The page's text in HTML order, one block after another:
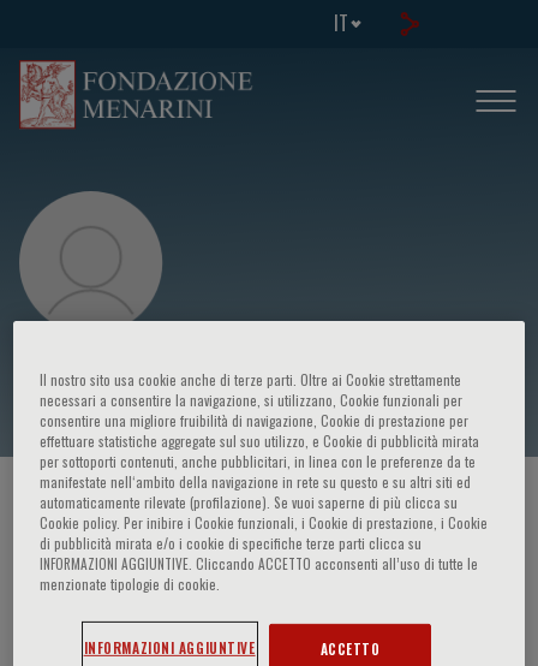
IT
Giacomo Bianchi
HOME PAGE / CORSI ED EVENTI / RELATORE
Giacomo Bianchi
Il nostro sito usa cookie anche di terze parti. Oltre ai Cookie strettamente
necessari a consentire la navigazione, si utilizzano, Cookie funzionali per
consentire una migliore fruibilità di navigazione, Cookie di prestazione per
effettuare statistiche aggregate sul suo utilizzo, e Cookie di pubblicità mirata
per sottoporti contenuti, anche pubblicitari, in linea con le preferenze da te
manifestate nell‘ambito della navigazione in rete su questo e su altri siti ed
automaticamente rilevate (profilazione). Se vuoi saperne di più clicca su
Cookie policy. Per inibire i Cookie funzionali, i Cookie di prestazione, i Cookie
di pubblicità mirata e/o i cookie di specifiche terze parti clicca su
INFORMAZIONI AGGIUNTIVE. Cliccando ACCETTO acconsenti all’uso di tutte le
menzionate tipologie di cookie.
INFORMAZIONI AGGIUNTIVE ACCETTO